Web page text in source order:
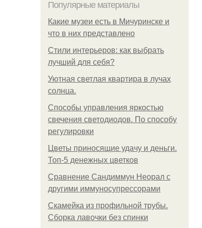
Популярные материалы
Какие музеи есть в Мичуринске и
что в них представлено
Стили интерьеров: как выбрать
лучший для себя?
Уютная светлая квартира в лучах
солнца.
Способы управления яркостью
свечения светодиодов. По способу
регулировки
Цветы приносящие удачу и деньги.
Топ-5 денежных цветков
Сравнение Сандиммун Неорал с
другими иммуносупрессорами
Скамейка из профильной трубы.
Сборка лавочки без спинки